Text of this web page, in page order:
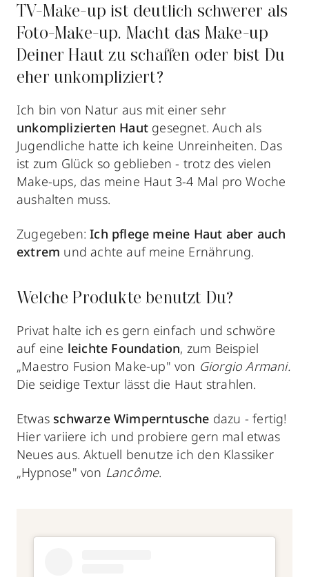
TV-Make-up ist deutlich schwerer als
Foto-Make-up. Macht das Make-up
Deiner Haut zu schaffen oder bist Du
eher unkompliziert?
Ich bin von Natur aus mit einer sehr
unkomplizierten Haut gesegnet. Auch als
Jugendliche hatte ich keine Unreinheiten. Das
ist zum Glück so geblieben - trotz des vielen
Make-ups, das meine Haut 3-4 Mal pro Woche
aushalten muss.
Zugegeben:Ich pflege meine Haut aber auch
extrem und achte auf meine Ernährung.
Welche Produkte benutzt Du?
Privat halte ich es gern einfach und schwöre
auf eine leichte Foundation, zum Beispiel
„Maestro Fusion Make-up" von Giorgio Armani.
Die seidige Textur lässt die Haut strahlen.
Etwas schwarze Wimperntusche dazu - fertig!
Hier variiere ich und probiere gern mal etwas
Neues aus. Aktuell benutze ich den Klassiker
„Hypnose" von Lancôme.